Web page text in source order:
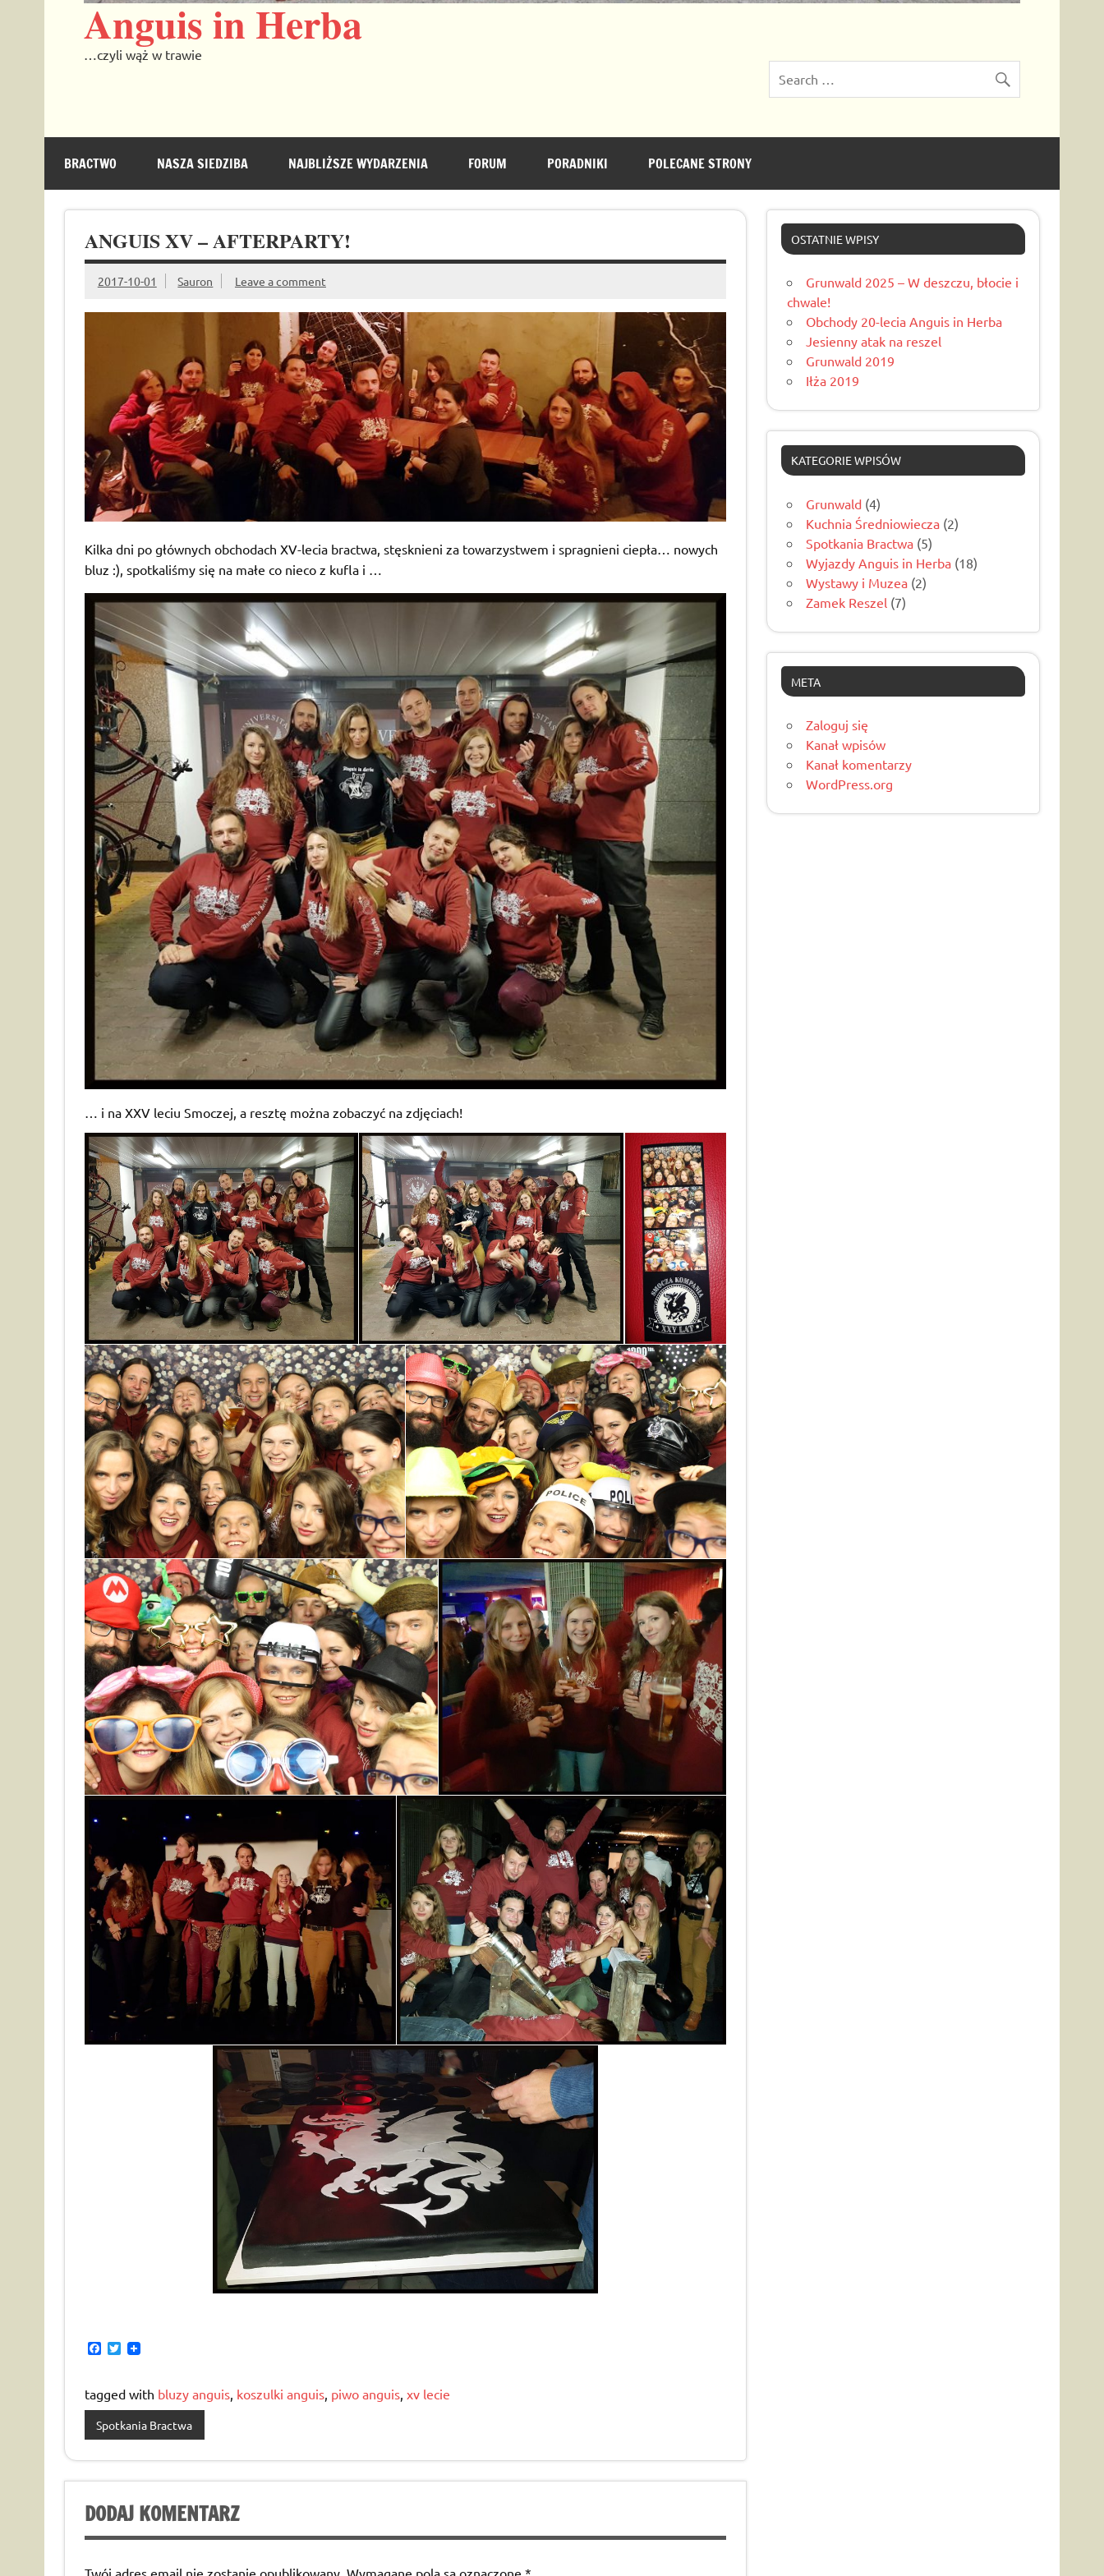
Anguis in Herba
…czyli wąż w trawie
BRACTWO NASZA SIEDZIBA NAJBLIŻSZE WYDARZENIA FORUM PORADNIKI POLECANE STRONY
ANGUIS XV – AFTERPARTY!
2017-10-01 Sauron Leave a comment
Kilka dni po głównych obchodach XV-lecia bractwa, stęsknieni za towarzystwem i spragnieni ciepła… nowych
bluz :), spotkaliśmy się na małe co nieco z kufla i …
… i na XXV leciu Smoczej, a resztę można zobaczyć na zdjęciach!
F
b
o
o
k
T
t
t
e
r
tagged with bluzy anguis, koszulki anguis, piwo anguis, xv lecie
Spotkania Bractwa
DODAJ KOMENTARZ
OSTATNIE WPISY
Grunwald 2025 – W deszczu, błocie i
chwale!
Obchody 20-lecia Anguis in Herba
Jesienny atak na reszel
Grunwald 2019
Iłża 2019
KATEGORIE WPISÓW
Grunwald (4)
Kuchnia Średniowiecza (2)
Spotkania Bractwa (5)
Wyjazdy Anguis in Herba (18)
Wystawy i Muzea (2)
Zamek Reszel (7)
META
Zaloguj się
Kanał wpisów
Kanał komentarzy
WordPress.org